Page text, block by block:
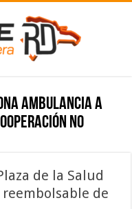
ambulancia a
no
de la Salud
de